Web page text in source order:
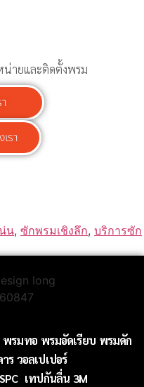
น่ายและติดตั้งพรม
รา
น, ซักพรมเชิงลึก, บริการซัก
พรมทอ พรมอัดเรียบ พรมดัก
ร วอลเปเปอร์
เทปกันลื่น 3M